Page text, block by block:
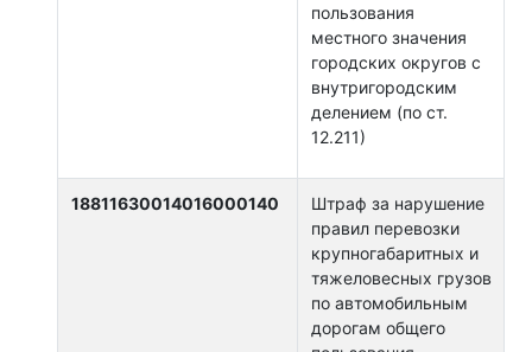
пользования
местного значения
городских округов с
внутригородским
делением (по ст.
12.211)
18811630014016000140
Штраф за нарушение
правил перевозки
крупногабаритных и
тяжеловесных грузов
по автомобильным
дорогам общего